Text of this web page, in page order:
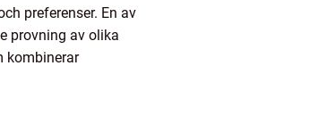
preferenser. En av
provning av olika
kombinerar